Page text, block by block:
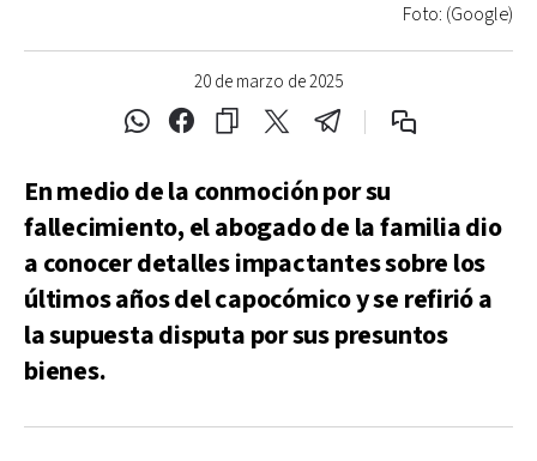
20 de marzo de 2025
Foto: (Google)
En medio de la conmoción por su
fallecimiento, el abogado de la familia dio
a conocer detalles impactantes sobre los
últimos años del capocómico y se refirió a
la supuesta disputa por sus presuntos
bienes.